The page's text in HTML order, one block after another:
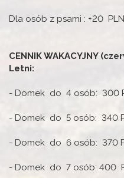
Dla osób z psami : +20
CENNIK WAKACYJNY
Letni:
- Domek do 4 osób: 300
- Domek do 5 osób: 340
- Domek do 6 osób: 370
- Domek do 7 osób: 400